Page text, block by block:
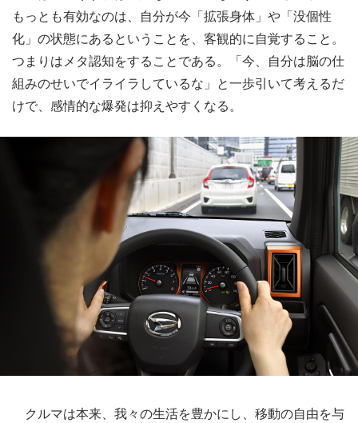
もっとも有効なのは、自分が今「拡張身体」や「没個性
化」の状態にあるということを、客観的に自覚すること。
つまりはメタ認知をすることである。「今、自分は脳の仕
組みのせいでイライラしているな」と一歩引いて考えるだ
けで、感情的な爆発は抑えやすくなる。
クルマは本来、我々の生活を豊かにし、移動の自由を与